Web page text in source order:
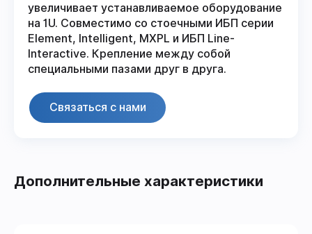
увеличивает устанавливаемое оборудование
на 1U. Совместимо со стоечными ИБП серии
Element, Intelligent, MXPL и ИБП Line-
Interactive. Крепление между собой
специальными пазами друг в друга.
Связаться с нами
Дополнительные характеристики